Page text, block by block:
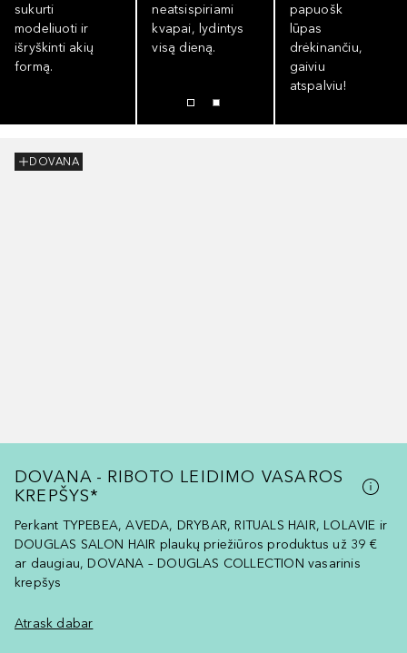
sukurti
modeliuoti ir
išryškinti akių
formą.
neatsispiriami
kvapai, lydintys
visą dieną.
papuošk
lūpas
drėkinančiu,
gaiviu
atspalviu!
DOVANA
DOVANA - RIBOTO LEIDIMO VASAROS
KREPŠYS*
Perkant TYPEBEA, AVEDA, DRYBAR, RITUALS HAIR, LOLAVIE ir
DOUGLAS SALON HAIR plaukų priežiūros produktus už 39 €
ar daugiau, DOVANA – DOUGLAS COLLECTION vasarinis
krepšys
Atrask dabar